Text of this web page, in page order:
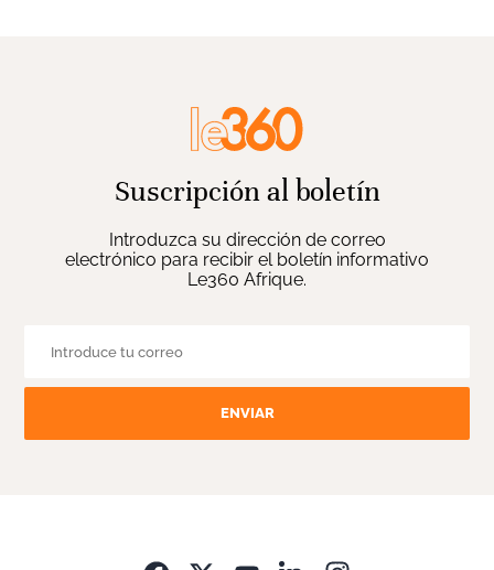
Suscripción al boletín
Introduzca su dirección de correo
electrónico para recibir el boletín informativo
Le360 Afrique.
ENVIAR